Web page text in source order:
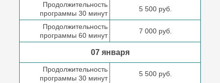
Продолжительность
программы 30 минут
5 500 руб.
Продолжительность
программы 60 минут
7 000 руб.
07 января
Продолжительность
программы 30 минут
5 500 руб.